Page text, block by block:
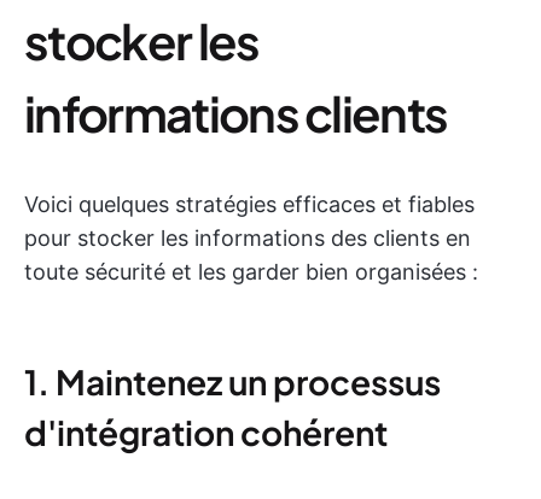
stocker les
informations clients
Voici quelques stratégies efficaces et fiables
pour stocker les informations des clients en
toute sécurité et les garder bien organisées :
1. Maintenez un processus
d'intégration cohérent